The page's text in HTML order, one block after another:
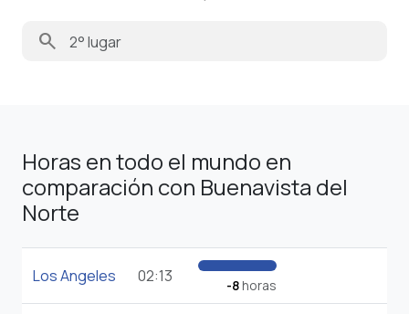
search
Horas en todo el mundo en
comparación con Buenavista del
Norte
Los Angeles 02:13 -8horas